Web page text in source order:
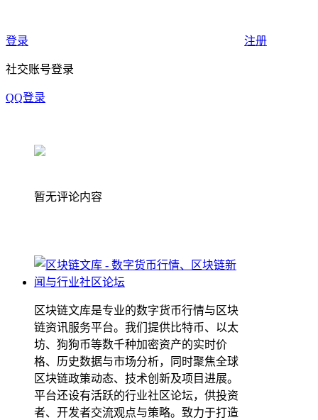
登录 注册
社交账号登录
QQ登录
暂无评论内容
区块链文库是专业的数字货币行情与区块
链资讯服务平台。我们提供比特币、以太
坊、狗狗币等数千种加密资产的实时价
格、历史数据与市场分析，同时聚焦全球
区块链政策动态、技术创新及项目进展。
平台还设有活跃的行业社区论坛，供投资
者、开发者交流观点与策略。致力于打造